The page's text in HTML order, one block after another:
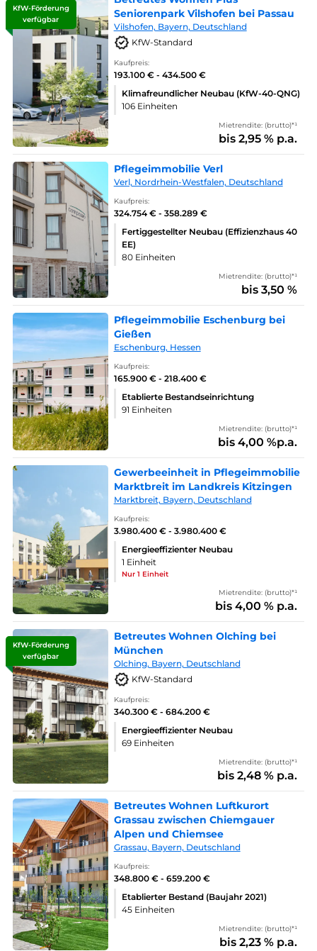
KfW-Förderung
verfügbar
Seniorenpark Vilshofen bei Passau
Vilshofen, Bayern, Deutschland
KfW-Standard
Kaufpreis:
193.100 € - 434.500 €
Klimafreundlicher Neubau (KfW-40-QNG)
106 Einheiten
Mietrendite: (brutto)*¹
bis 2,95 % p.a.
Pflegeimmobilie Verl
Verl, Nordrhein-Westfalen, Deutschland
Kaufpreis:
324.754 € - 358.289 €
Fertiggestellter Neubau (Effizienzhaus 40
EE)
80 Einheiten
Mietrendite: (brutto)*¹
bis 3,50 %
Pflegeimmobilie Eschenburg bei
Gießen
Eschenburg, Hessen
Kaufpreis:
165.900 € - 218.400 €
Etablierte Bestandseinrichtung
91 Einheiten
Mietrendite: (brutto)*¹
bis 4,00 %p.a.
Gewerbeeinheit in Pflegeimmobilie
Marktbreit im Landkreis Kitzingen
Marktbreit, Bayern, Deutschland
Kaufpreis:
3.980.400 € - 3.980.400 €
Energieeffizienter Neubau
1 Einheit
Nur 1 Einheit
Mietrendite: (brutto)*¹
bis 4,00 % p.a.
KfW-Förderung
verfügbar
Betreutes Wohnen Olching bei
München
Olching, Bayern, Deutschland
KfW-Standard
Kaufpreis:
340.300 € - 684.200 €
Energieeffizienter Neubau
69 Einheiten
Mietrendite: (brutto)*¹
bis 2,48 % p.a.
Betreutes Wohnen Luftkurort
Grassau zwischen Chiemgauer
Alpen und Chiemsee
Grassau, Bayern, Deutschland
Kaufpreis:
348.800 € - 659.200 €
Etablierter Bestand (Baujahr 2021)
45 Einheiten
Mietrendite: (brutto)*¹
bis 2,23 % p.a.